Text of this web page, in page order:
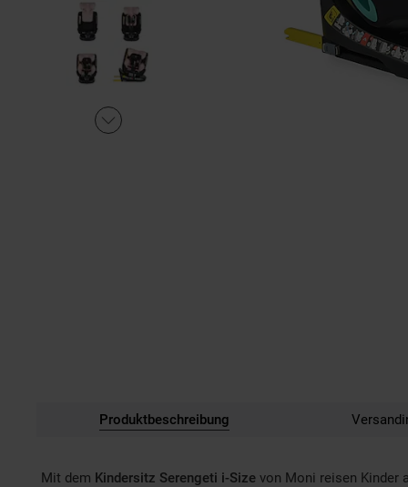
Produktbeschreibung
Mit dem Kindersitz Serengeti i-Size von Moni reisen Kinder